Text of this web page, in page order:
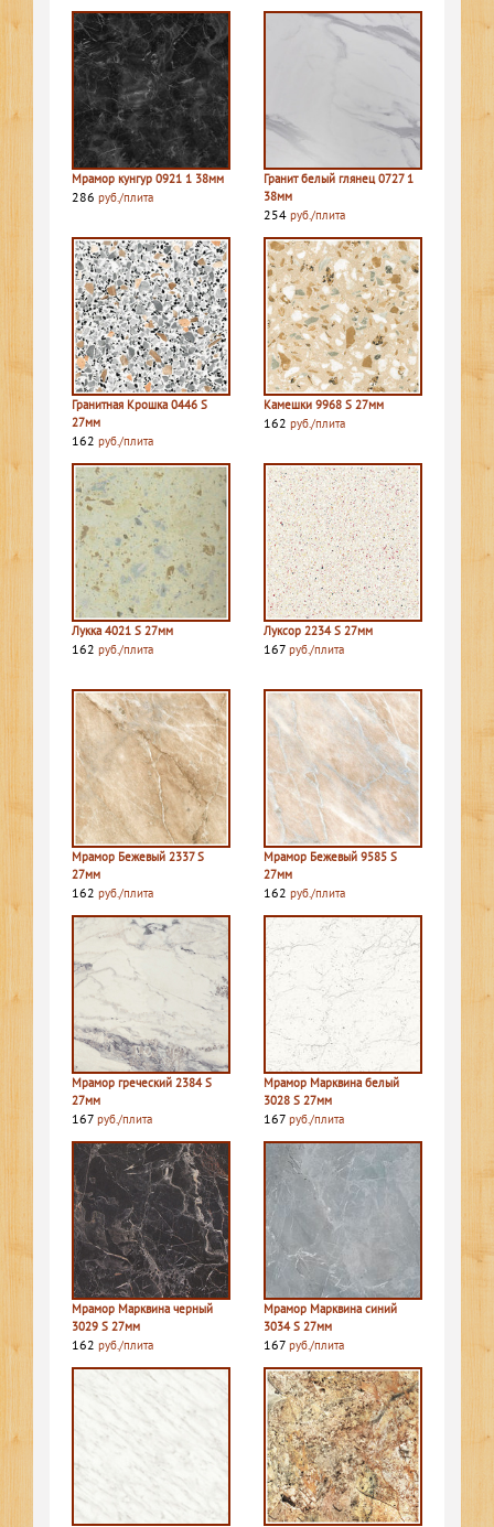
Мрамор кунгур 0921 1 38мм
286 руб./плита
Гранит белый глянец 0727 1
38мм
254 руб./плита
Гранитная Крошка 0446 S
27мм
162 руб./плита
Камешки 9968 S 27мм
162 руб./плита
Лукка 4021 S 27мм
162 руб./плита
Луксор 2234 S 27мм
167 руб./плита
Мрамор Бежевый 2337 S
27мм
162 руб./плита
Мрамор Бежевый 9585 S
27мм
162 руб./плита
Мрамор греческий 2384 S
27мм
167 руб./плита
Мрамор Марквина белый
3028 S 27мм
167 руб./плита
Мрамор Марквина черный
3029 S 27мм
162 руб./плита
Мрамор Марквина синий
3034 S 27мм
167 руб./плита